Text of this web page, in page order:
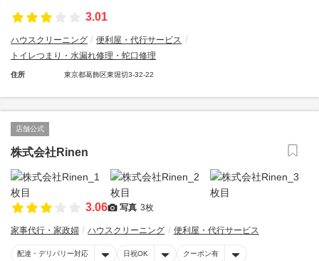
3.01
ハウスクリーニング
便利屋・代行サービス
トイレつまり・水漏れ修理・蛇口修理
住所 東京都葛飾区東堀切3-32-22
店舗公式
株式会社Rinen
3.06 写真 3枚
家事代行・家政婦 ハウスクリーニング 便利屋・代行サービス
配達・デリバリー対応 日祝OK クーポン有